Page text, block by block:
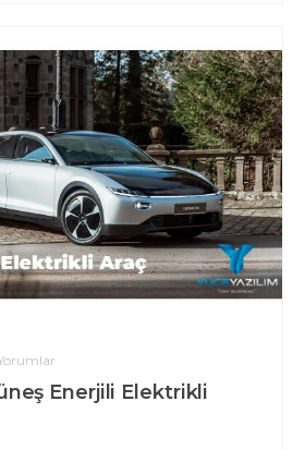
Enerjili Elektrikli